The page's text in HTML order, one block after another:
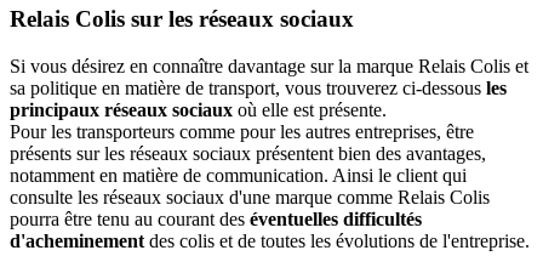
Relais Colis sur les réseaux sociaux
Si vous désirez en connaître davantage sur la marque Relais Colis et
sa politique en matière de transport, vous trouverez ci-dessous les
principaux réseaux sociaux où elle est présente.
Pour les transporteurs comme pour les autres entreprises, être
présents sur les réseaux sociaux présentent bien des avantages,
notamment en matière de communication. Ainsi le client qui
consulte les réseaux sociaux d'une marque comme Relais Colis
pourra être tenu au courant des éventuelles difficultés
d'acheminement des colis et de toutes les évolutions de l'entreprise.